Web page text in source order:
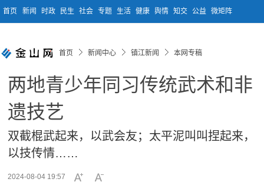
首页 新闻 时政 民生 社会 专题 生活 健康 舆情 知交 公益 微矩阵
首页 新闻中心 镇江新闻 本网专稿
两地青少年同习传统武术和非
遗技艺
双截棍武起来，以武会友；太平泥叫叫捏起来，
以技传情……
2024-08-04 19:57